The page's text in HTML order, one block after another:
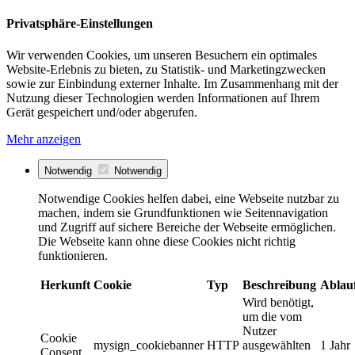
Privatsphäre-Einstellungen
Wir verwenden Cookies, um unseren Besuchern ein optimales
Website-Erlebnis zu bieten, zu Statistik- und Marketingzwecken
sowie zur Einbindung externer Inhalte. Im Zusammenhang mit der
Nutzung dieser Technologien werden Informationen auf Ihrem
Gerät gespeichert und/oder abgerufen.
Mehr anzeigen
Notwendig Notwendig
Notwendige Cookies helfen dabei, eine Webseite nutzbar zu
machen, indem sie Grundfunktionen wie Seitennavigation
und Zugriff auf sichere Bereiche der Webseite ermöglichen.
Die Webseite kann ohne diese Cookies nicht richtig
funktionieren.
Herkunft Cookie Typ Beschreibung
Cookie
Consent
mysign_cookiebanner HTTP
Wird benötigt,
um die vom
Nutzer
ausgewählten
1 Jahr